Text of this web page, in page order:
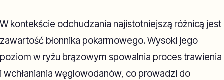
W kontekście odchudzania najistotniejszą różnicą jest
zawartość błonnika pokarmowego. Wysoki jego
poziom w ryżu brązowym spowalnia proces trawienia
i wchłaniania węglowodanów, co prowadzi do